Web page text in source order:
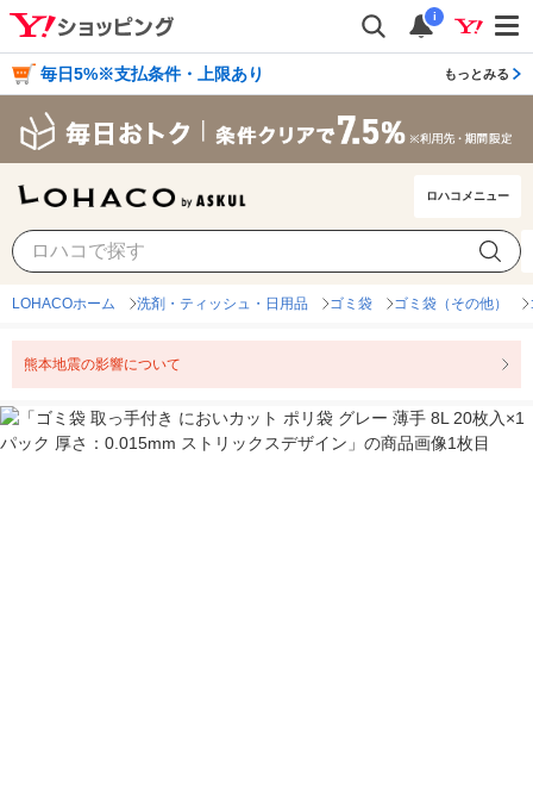
i
毎日5%※支払条件・上限あり もっとみる
ロハコメニュー
LOHACOホーム 洗剤・ティッシュ・日用品 ゴミ袋 ゴミ袋（その他）
熊本地震の影響について